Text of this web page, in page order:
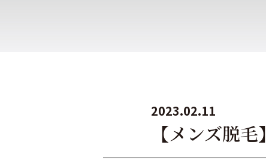
2023.02.11
【メンズ脱